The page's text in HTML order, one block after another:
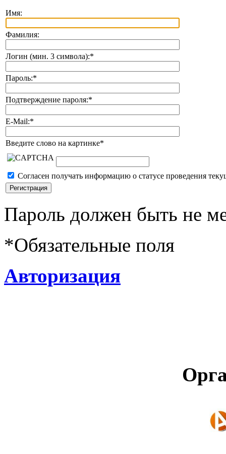
Имя:
Фамилия:
Логин (мин. 3 символа):*
Пароль:*
Подтверждение пароля:*
E-Mail:*
Введите слово на картинке*
Согласен получать информацию о статусе проведения
Пароль должен быть не
*Обязательные поля
Авторизация